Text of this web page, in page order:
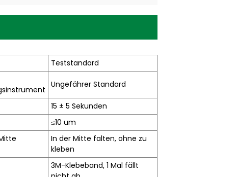
Teststandard
Ungefährer Standard
15 ± 5 Sekunden
≤10 um
In der Mitte falten, ohne zu
kleben
3M-Klebeband, 1 Mal fällt